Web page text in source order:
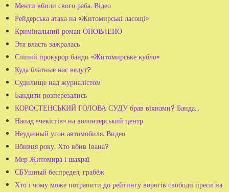
Менти вбили свого раба. Відео
Рейдерська атака на «Житомирські ласощі»
Кримінальний роман ОНОВЛЕНО
Эта власть зажралась
Сліпий прокурор банди «Житомирське кубло»
Куда блатные нас ведут?
Судилище над журналістом
Бандити розперезались
КОРОСТЕНСЬКИЙ ГОЛОВА СУДУ брав вікнами? Банда...
Напад «чекістів» на волонтерський центр
Неудачный угон автомобиля. Видео
Вбивця року. Хто вбив Івана?
Мер Житомира і шахраї
СБУшный беспредел, грабёж
Хто і чому може потрапити до рейтингу ворогів свободи преси на